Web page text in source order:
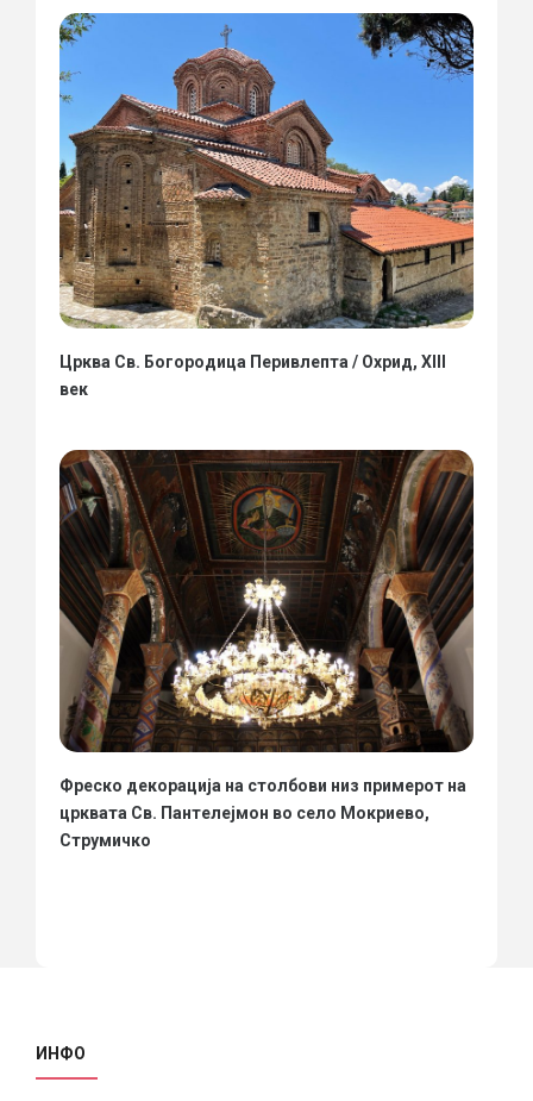
Црква Св. Богородица Перивлепта / Охрид, XIII
век
Фреско декорација на столбови низ примерот на
црквата Св. Пантелејмон во село Мокриево,
Струмичко
ИНФО